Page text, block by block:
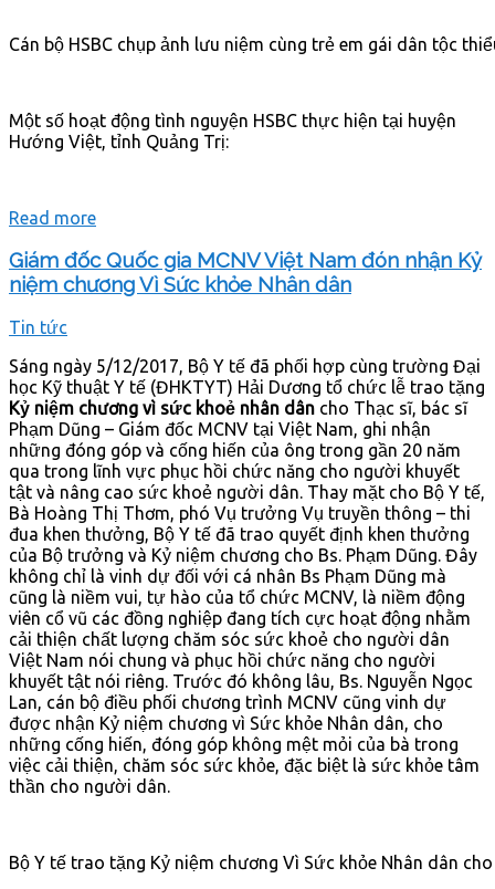
Cán bộ HSBC chụp ảnh lưu niệm cùng trẻ em gái dân tộc
Một số hoạt động tình nguyện HSBC thực hiện tại huyện
Hướng Việt, tỉnh Quảng Trị:
Read more
Giám đốc Quốc gia MCNV Việt Nam đón nhận Kỷ
niệm chương Vì Sức khỏe Nhân dân
Tin tức
Sáng ngày 5/12/2017, Bộ Y tế đã phối hợp cùng trường Đại
học Kỹ thuật Y tế (ĐHKTYT) Hải Dương tổ chức lễ trao tặng
Kỷ niệm chương vì sức khoẻ nhân dân cho Thạc sĩ, bác sĩ
Phạm Dũng – Giám đốc MCNV tại Việt Nam, ghi nhận
những đóng góp và cống hiến của ông trong gần 20 năm
qua trong lĩnh vực phục hồi chức năng cho người khuyết
tật và nâng cao sức khoẻ người dân. Thay mặt cho Bộ Y tế,
Bà Hoàng Thị Thơm, phó Vụ trưởng Vụ truyền thông – thi
đua khen thưởng, Bộ Y tế đã trao quyết định khen thưởng
của Bộ trưởng và Kỷ niệm chương cho Bs. Phạm Dũng. Đây
không chỉ là vinh dự đối với cá nhân Bs Phạm Dũng mà
cũng là niềm vui, tự hào của tổ chức MCNV, là niềm động
viên cổ vũ các đồng nghiệp đang tích cực hoạt động nhằm
cải thiện chất lượng chăm sóc sức khoẻ cho người dân
Việt Nam nói chung và phục hồi chức năng cho người
khuyết tật nói riêng. Trước đó không lâu, Bs. Nguyễn Ngọc
Lan, cán bộ điều phối chương trình MCNV cũng vinh dự
được nhận Kỷ niệm chương vì Sức khỏe Nhân dân, cho
những cống hiến, đóng góp không mệt mỏi của bà trong
việc cải thiện, chăm sóc sức khỏe, đặc biệt là sức khỏe tâm
thần cho người dân.
Bộ Y tế trao tặng Kỷ niệm chương Vì Sức khỏe Nhân dân cho